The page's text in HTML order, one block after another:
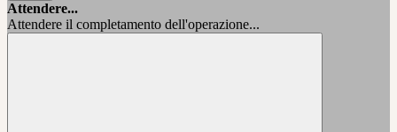
Attendere...
Attendere il completamento dell'operazione...